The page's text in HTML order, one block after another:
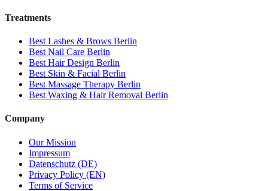
Treatments
Best Lashes & Brows Berlin
Best Nail Care Berlin
Best Hair Design Berlin
Best Skin & Facial Berlin
Best Massage Therapy Berlin
Best Waxing & Hair Removal Berlin
Company
Our Mission
Impressum
Datenschutz (DE)
Privacy Policy (EN)
Terms of Service